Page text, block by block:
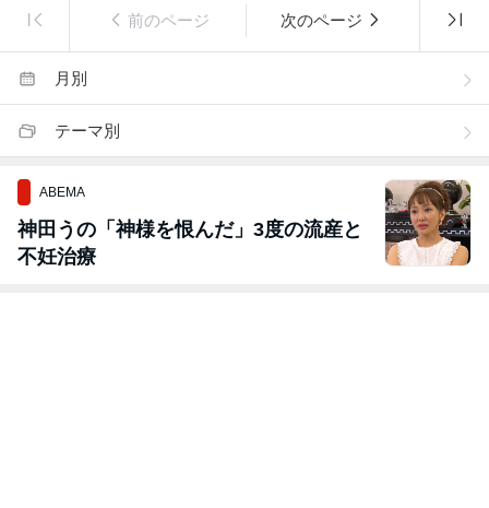
前のページ 次のページ
月別
テーマ別
ABEMA
神田うの「神様を恨んだ」3度の流産と
不妊治療